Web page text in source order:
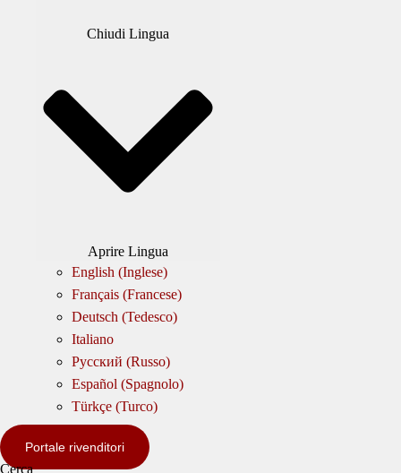
Chiudi Lingua
Aprire Lingua
English (Inglese)
Français (Francese)
Deutsch (Tedesco)
Italiano
Русский (Russo)
Español (Spagnolo)
Türkçe (Turco)
Portale rivenditori
Cerca